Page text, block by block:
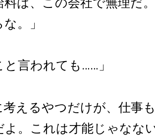
。」
と言われても……」
考えるやつだけが、仕事
よ。これは才能じゃなな